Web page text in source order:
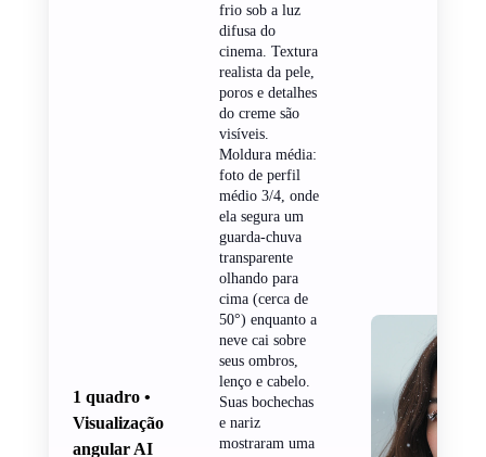
1 quadro •
Visualização
angular AI
frio sob a luz
difusa do
cinema. Textura
realista da pele,
poros e detalhes
do creme são
visíveis.
Moldura média:
foto de perfil
médio 3/4, onde
ela segura um
guarda-chuva
transparente
olhando para
cima (cerca de
50°) enquanto a
neve cai sobre
seus ombros,
lenço e cabelo.
Suas bochechas
e nariz
mostraram uma